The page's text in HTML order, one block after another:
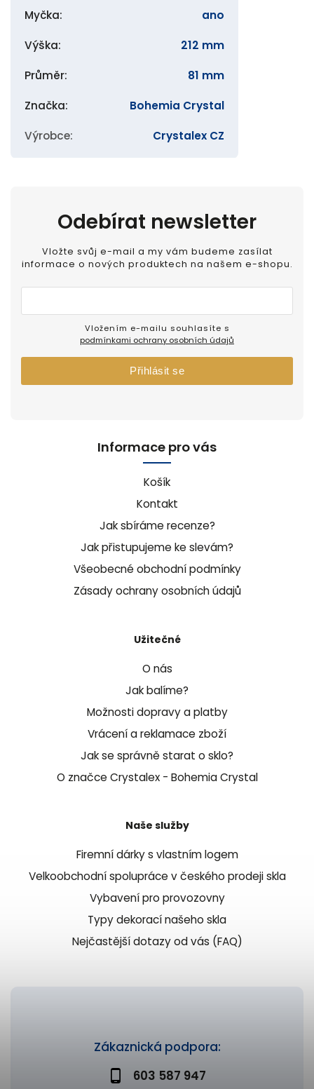
Myčka: ano
Výška: 212 mm
Průměr: 81 mm
Značka: Bohemia Crystal
Výrobce: Crystalex CZ
Zákaznická podpora:
603 587 947
Odebírat newsletter
Vložte svůj e-mail a my vám budeme zasílat
informace o nových produktech na našem e-shopu.
podmínkami ochrany osobních údajů
Přihlásit se
Informace pro vás
Košík
Kontakt
Jak sbíráme recenze?
Jak přistupujeme ke slevám?
Všeobecné obchodní podmínky
Zásady ochrany osobních údajů
Užitečné
O nás
Jak balíme?
Možnosti dopravy a platby
Vrácení a reklamace zboží
Jak se správně starat o sklo?
O značce Crystalex - Bohemia Crystal
Naše služby
Firemní dárky s vlastním logem
Velkoobchodní spolupráce v českého prodeji skla
Vybavení pro provozovny
Typy dekorací našeho skla
Nejčastější dotazy od vás (FAQ)